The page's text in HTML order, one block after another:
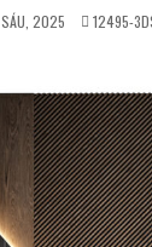
2025 POSTED
IN
12495-